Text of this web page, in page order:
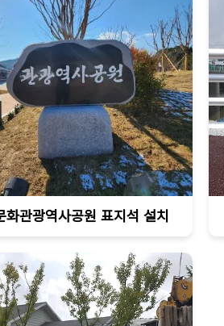
화관광역사공원 표지석 설치